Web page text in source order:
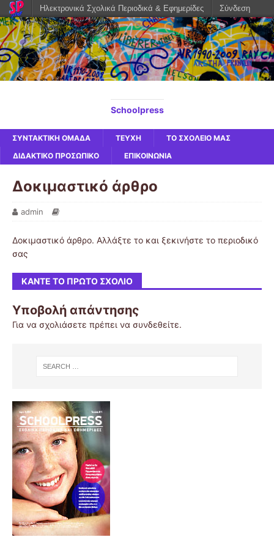
Schoolpress
ΣΥΝΤΑΚΤΙΚΗ ΟΜΑΔΑ ΤΕΥΧΗ
ΤΟ ΣΧΟΛΕΙΟ ΜΑΣ
ΔΙΔΑΚΤΙΚΟ ΠΡΟΣΩΠΙΚΟ
ΕΠΙΚΟΙΝΩΝΙΑ
Δοκιμαστικό άρθρο
admin
Δοκιμαστικό άρθρο. Αλλάξτε το και ξεκινήστε το περιοδικό
σας
ΚΆΝΤΕ ΤΟ ΠΡΏΤΟ ΣΧΌΛΙΟ
Υποβολή απάντησης
Για να σχολιάσετε πρέπει να συνδεθείτε.
Ηλεκτρονικά Σχολικά Περιοδικά & Εφημερίδες Σύνδεση